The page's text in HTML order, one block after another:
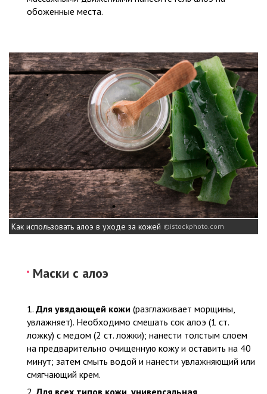
обоженные места.
Как использовать алоэ в уходе за кожей istockphoto.com
Маски с алоэ
Для увядающей кожи (разглаживает морщины,
увлажняет). Необходимо смешать сок алоэ (1 ст.
ложку) с медом (2 ст. ложки); нанести толстым слоем
на предварительно очищенную кожу и оставить на 40
минут; затем смыть водой и нанести увлажняющий или
смягчающий крем.
Для всех типов кожи, универсальная